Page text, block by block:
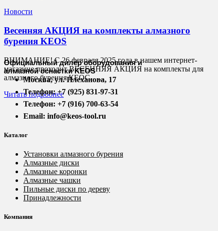
Новости
Весенняя АКЦИЯ на комплекты алмазного
бурения KEOS
ВНИМАНИЕ! С 26 февраля 2025 года в нашем интернет-
магазине проходит ВЕСЕННЯЯ АКЦИЯ на комплекты для
алмазного бурения КЕОС. ...
Читать подробнее
Официальный дилер оборудования и
алмазной оснастки KEOS
Москва, ул. Плеханова, 17
Телефон: +7 (925) 831-97-31
Телефон: +7 (916) 700-63-54
Email: info@keos-tool.ru
Каталог
Установки алмазного бурения
Алмазные диски
Алмазные коронки
Алмазные чашки
Пильные диски по дереву
Принадлежности
Компания